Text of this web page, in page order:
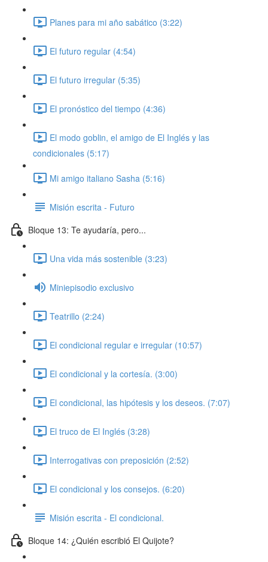
Planes para mi año sabático (3:22)
El futuro regular (4:54)
El futuro irregular (5:35)
El pronóstico del tiempo (4:36)
El modo goblin, el amigo de El Inglés y las
condicionales (5:17)
Mi amigo italiano Sasha (5:16)
Misión escrita - Futuro
Bloque 13: Te ayudaría, pero...
Una vida más sostenible (3:23)
Miniepisodio exclusivo
Teatrillo (2:24)
El condicional regular e irregular (10:57)
El condicional y la cortesía. (3:00)
El condicional, las hipótesis y los deseos. (7:07)
El truco de El Inglés (3:28)
Interrogativas con preposición (2:52)
El condicional y los consejos. (6:20)
Misión escrita - El condicional.
Bloque 14: ¿Quién escribió El Quijote?